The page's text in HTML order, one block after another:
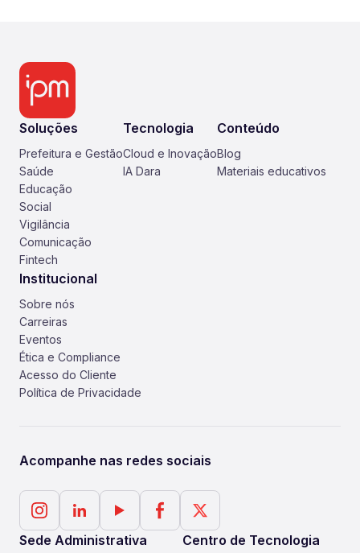
Soluções
Prefeitura e Gestão
Saúde
Educação
Social
Vigilância
Comunicação
Fintech
Tecnologia
Cloud e Inovação
IA Dara
Conteúdo
Blog
Materiais educativos
Institucional
Sobre nós
Carreiras
Eventos
Ética e Compliance
Acesso do Cliente
Política de Privacidade
Acompanhe nas redes sociais
Sede Administrativa
Centro de Tecnologia